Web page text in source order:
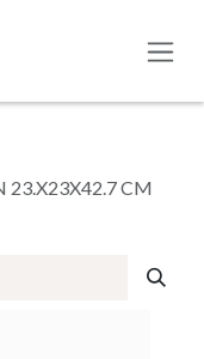
23.X23X42.7 CM